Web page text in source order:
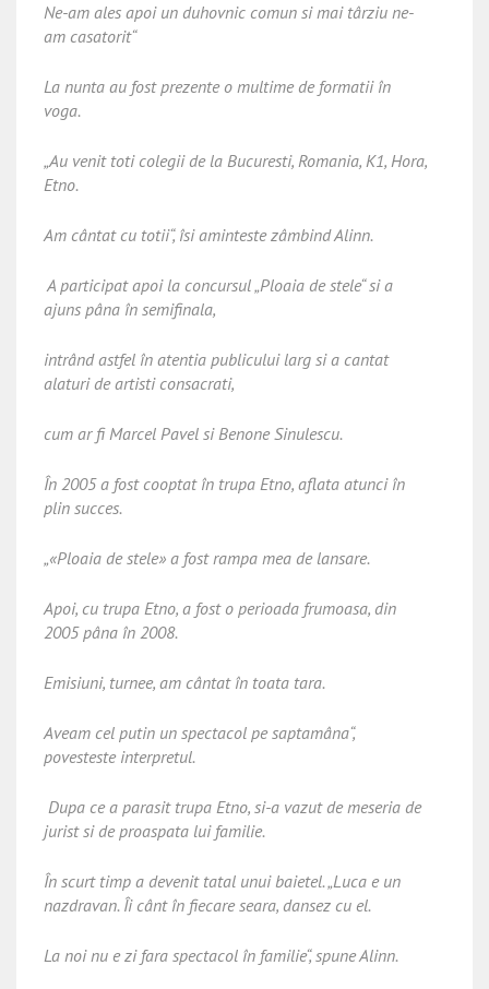
Ne-am ales apoi un duhovnic comun si mai târziu ne-
am casatorit“
La nunta au fost prezente o multime de formatii în
voga.
„Au venit toti colegii de la Bucuresti, Romania, K1, Hora,
Etno.
Am cântat cu totii“, îsi aminteste zâmbind Alinn.
A participat apoi la concursul „Ploaia de stele“ si a
ajuns pâna în semifinala,
intrând astfel în atentia publicului larg si a cantat
alaturi de artisti consacrati,
cum ar fi Marcel Pavel si Benone Sinulescu.
În 2005 a fost cooptat în trupa Etno, aflata atunci în
plin succes.
„«Ploaia de stele» a fost rampa mea de lansare.
Apoi, cu trupa Etno, a fost o perioada frumoasa, din
2005 pâna în 2008.
Emisiuni, turnee, am cântat în toata tara.
Aveam cel putin un spectacol pe saptamâna“,
povesteste interpretul.
Dupa ce a parasit trupa Etno, si-a vazut de meseria de
jurist si de proaspata lui familie.
În scurt timp a devenit tatal unui baietel. „Luca e un
nazdravan. Îi cânt în fiecare seara, dansez cu el.
La noi nu e zi fara spectacol în familie“, spune Alinn.